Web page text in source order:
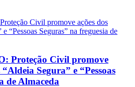
Proteção Civil promove
Segura” e “Pessoas
de Almaceda